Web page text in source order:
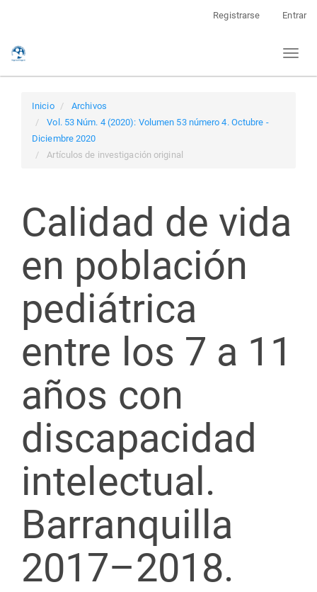
Registrarse Entrar
Toggle
Inicio
Archivos
Vol. 53 Núm. 4 (2020): Volumen 53 número 4. Octubre -
Diciembre 2020
Artículos de investigación original
Calidad de vida
en población
pediátrica
entre los 7 a 11
años con
discapacidad
intelectual.
Barranquilla
2017–2018.